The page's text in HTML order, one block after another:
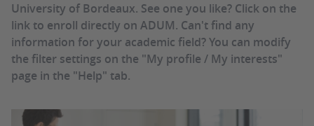
University of Bordeaux. See one you like? Click on the
link to enroll directly on ADUM. Can't find any
information for your academic field? You can modify
the filter settings on the "My profile / My interests"
page in the "Help" tab.